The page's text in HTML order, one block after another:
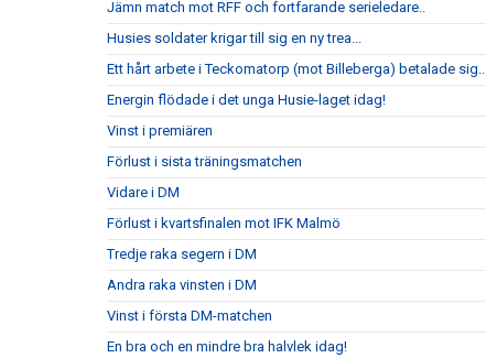
Jämn match mot RFF och fortfarande serieledare..
Husies soldater krigar till sig en ny trea...
Ett hårt arbete i Teckomatorp (mot Billeberga) betalade sig..
Energin flödade i det unga Husie-laget idag!
Vinst i premiären
Förlust i sista träningsmatchen
Vidare i DM
Förlust i kvartsfinalen mot IFK Malmö
Tredje raka segern i DM
Andra raka vinsten i DM
Vinst i första DM-matchen
En bra och en mindre bra halvlek idag!